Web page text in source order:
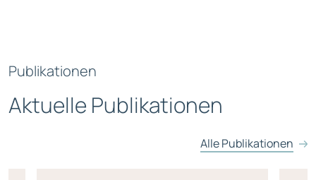
Publikationen
Aktuelle Publikationen
Alle Publikationen